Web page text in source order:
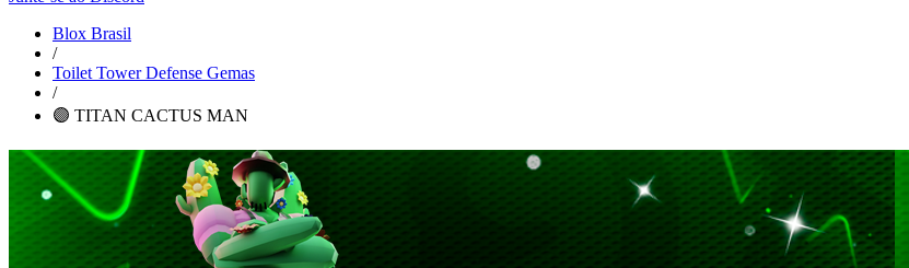
Blox Brasil
/
Toilet Tower Defense Gemas
/
🟣 TITAN CACTUS MAN